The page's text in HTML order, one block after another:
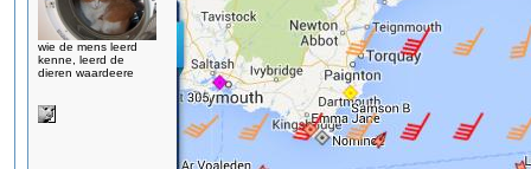
wie de mens leerd
kenne, leerd de
dieren waardeere